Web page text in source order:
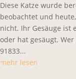
Diese Katze wurde
beobachtet und
nicht. Ihr Gesäuge ist
oder hat gesäugt.
91833...
mehr lesen